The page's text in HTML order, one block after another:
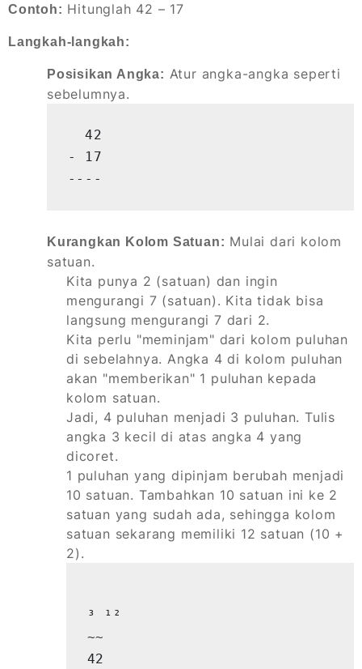
Contoh: Hitunglah 42 – 17
Langkah-langkah:
Posisikan Angka: Atur angka-angka seperti
sebelumnya.
  42
- 17
----
Kurangkan Kolom Satuan: Mulai dari kolom
satuan.
Kita punya 2 (satuan) dan ingin
mengurangi 7 (satuan). Kita tidak bisa
langsung mengurangi 7 dari 2.
Kita perlu "meminjam" dari kolom puluhan
di sebelahnya. Angka 4 di kolom puluhan
akan "memberikan" 1 puluhan kepada
kolom satuan.
Jadi, 4 puluhan menjadi 3 puluhan. Tulis
angka 3 kecil di atas angka 4 yang
dicoret.
1 puluhan yang dipinjam berubah menjadi
10 satuan. Tambahkan 10 satuan ini ke 2
satuan yang sudah ada, sehingga kolom
satuan sekarang memiliki 12 satuan (10 +
2).
³ ¹²
~~
42